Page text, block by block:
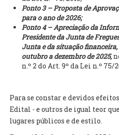
SERVIÇOS
GERAIS
SECRETARIA
CANÍDEOS
VENDA AMBULANTE
Ponto 3 – Proposta de
para o ano de 2026;
Ponto 4 – Apreciação da
Presidente da Junta de
Junta e da situação
outubro a dezembro de 2025,
n.º 2 do Art. 9º da Lei n.º 75/
Para se constar e devidos
Edital - e outros de igual teor
lugares públicos e de estilo.